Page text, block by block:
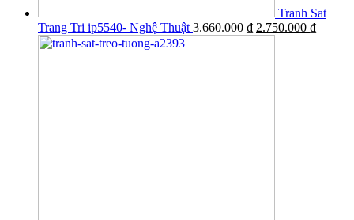
Tranh Sat
Trang Tri ip5540- Nghệ Thuật 3.660.000₫ 2.750.000 ₫